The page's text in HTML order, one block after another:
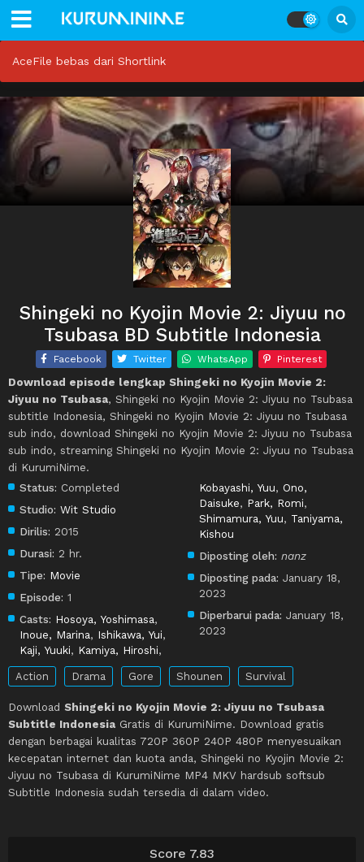
AceFile bebas dari Shortlink
Score 7.83
Shingeki no Kyojin Movie 2: Jiyuu no
Tsubasa BD Subtitle Indonesia
Facebook Twitter WhatsApp Pinterest
Download episode lengkap Shingeki no Kyojin Movie 2:
Jiyuu no Tsubasa, Shingeki no Kyojin Movie 2: Jiyuu no Tsubasa
subtitle Indonesia, Shingeki no Kyojin Movie 2: Jiyuu no Tsubasa
sub indo, download Shingeki no Kyojin Movie 2: Jiyuu no Tsubasa
sub indo, streaming Shingeki no Kyojin Movie 2: Jiyuu no Tsubasa
di KurumiNime.
Status: Completed
Studio: Wit Studio
Dirilis: 2015
Durasi: 2 hr.
Tipe: Movie
Episode: 1
Casts: Hosoya, Yoshimasa,
Inoue, Marina, Ishikawa, Yui,
Kaji, Yuuki, Kamiya, Hiroshi,
Kobayashi, Yuu, Ono,
Daisuke, Park, Romi,
Shimamura, Yuu, Taniyama,
Kishou
Diposting oleh: nanz
Diposting pada: January 18,
2023
Diperbarui pada: January 18,
2023
Action Drama Gore Shounen Survival
Download Shingeki no Kyojin Movie 2: Jiyuu no Tsubasa
Subtitle Indonesia Gratis di KurumiNime. Download gratis
dengan berbagai kualitas 720P 360P 240P 480P menyesuaikan
kecepatan internet dan kuota anda, Shingeki no Kyojin Movie 2:
Jiyuu no Tsubasa di KurumiNime MP4 MKV hardsub softsub
Subtitle Indonesia sudah tersedia di dalam video.